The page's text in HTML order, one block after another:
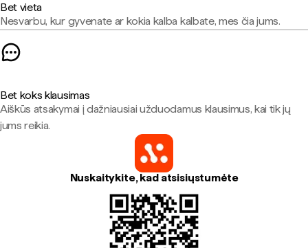
Bet vieta
Nesvarbu, kur gyvenate ar kokia kalba kalbate, mes čia jums.
Bet koks klausimas
Aiškūs atsakymai į dažniausiai užduodamus klausimus, kai tik jų
jums reikia.
Nuskaitykite, kad atsisiųstumėte